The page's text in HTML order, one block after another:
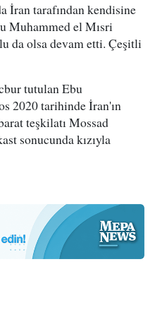
İran tarafından kendisine
Muhammed el Mısri
da olsa devam etti. Çeşitli
tutulan Ebu
2020 tarihinde İran'ın
teşkilatı Mossad
sonucunda kızıyla